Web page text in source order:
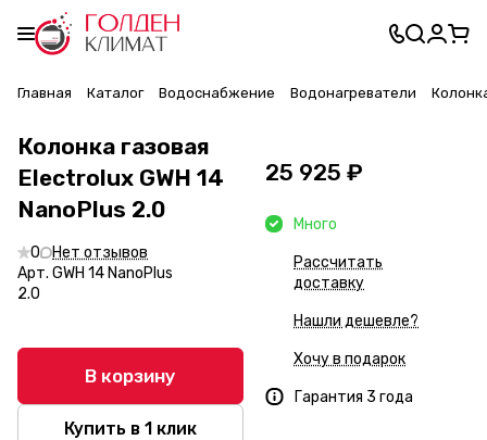
Главная Каталог Водоснабжение Водонагреватели
Колонка газовая
Electrolux GWH 14
NanoPlus 2.0
0
Нет отзывов
Арт. GWH 14 NanoPlus
2.0
В корзину
Купить в 1 клик
25 925 ₽
Много
Рассчитать
доставку
Нашли дешевле?
Хочу в подарок
Гарантия 3 года